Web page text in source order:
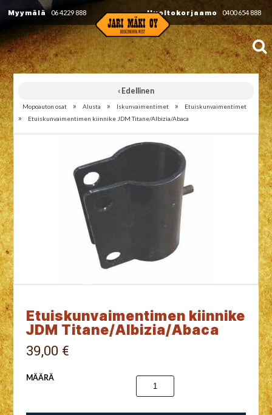
Myymälä 06 4229 888 Huoltokorjaamo 0400 654 888
‹ Edellinen
Mopoauton osat » Alusta » Iskunvaimentimet » Etuiskunvaimentimet
» Etuiskunvaimentimen kiinnike JDM Titane/Albizia/Abaca
Etuiskunvaimentimen kiinnike
JDM Titane/Albizia/Abaca
39,00 €
MÄÄRÄ